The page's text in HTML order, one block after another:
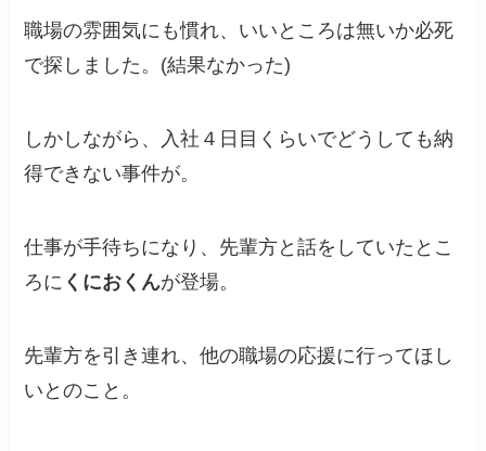
職場の雰囲気にも慣れ、いいところは無いか必死
で探しました。(結果なかった)
しかしながら、入社４日目くらいでどうしても納
得できない事件が。
仕事が手待ちになり、先輩方と話をしていたとこ
ろに くにおくんが登場。
先輩方を引き連れ、他の職場の応援に行ってほし
いとのこと。